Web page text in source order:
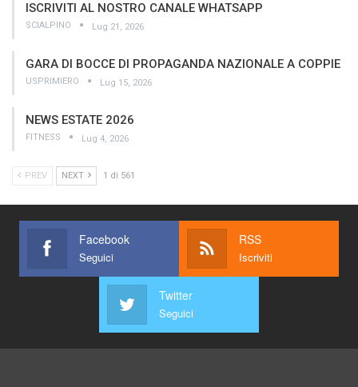
ISCRIVITI AL NOSTRO CANALE WHATSAPP
SCIALPINO Lug 21, 2026
GARA DI BOCCE DI PROPAGANDA NAZIONALE A COPPIE
USPRIMIERO Lug 15, 2026
NEWS ESTATE 2026
FITNESS Lug 4, 2026
PREV NEXT 1 di 561
Facebook
Seguici
RSS
Iscriviti
Twitter
Seguici